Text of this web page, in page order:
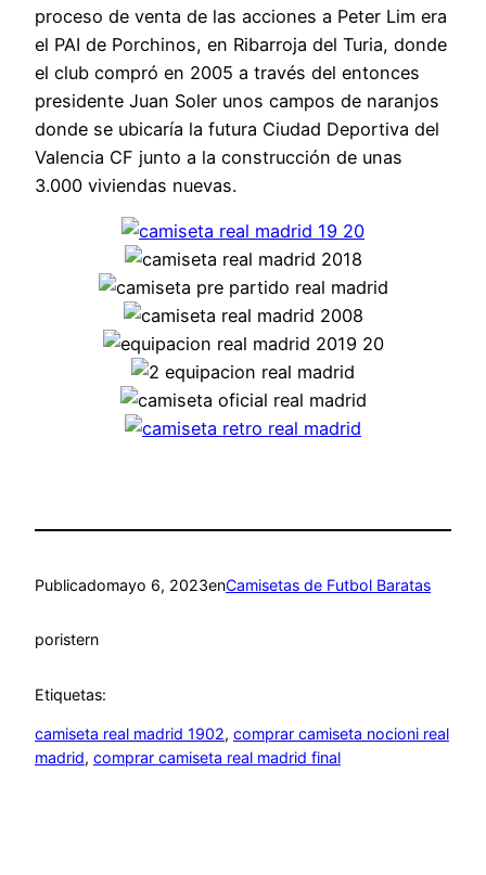
proceso de venta de las acciones a Peter Lim era
el PAI de Porchinos, en Ribarroja del Turia, donde
el club compró en 2005 a través del entonces
presidente Juan Soler unos campos de naranjos
donde se ubicaría la futura Ciudad Deportiva del
Valencia CF junto a la construcción de unas
3.000 viviendas nuevas.
Publicadomayo 6, 2023enCamisetas de Futbol Baratas
poristern
Etiquetas:
camiseta real madrid 1902, comprar camiseta nocioni real
madrid, comprar camiseta real madrid final